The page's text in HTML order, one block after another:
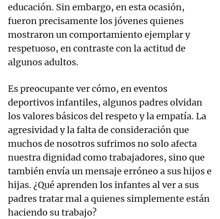
educación. Sin embargo, en esta ocasión,
fueron precisamente los jóvenes quienes
mostraron un comportamiento ejemplar y
respetuoso, en contraste con la actitud de
algunos adultos.
Es preocupante ver cómo, en eventos
deportivos infantiles, algunos padres olvidan
los valores básicos del respeto y la empatía. La
agresividad y la falta de consideración que
muchos de nosotros sufrimos no solo afecta
nuestra dignidad como trabajadores, sino que
también envía un mensaje erróneo a sus hijos e
hijas. ¿Qué aprenden los infantes al ver a sus
padres tratar mal a quienes simplemente están
haciendo su trabajo?